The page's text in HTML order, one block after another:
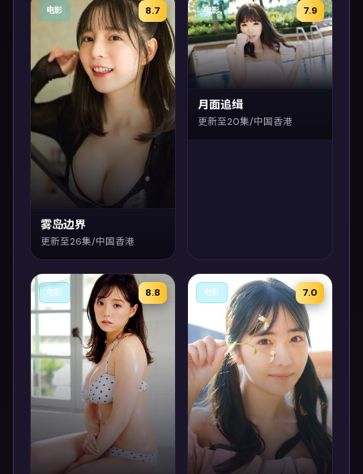
8.7
电影
雾岛边界
更新至26集/中国香港
7.9
电影
月面追缉
更新至20集/中国香港
8.8
电影 7.0
电影